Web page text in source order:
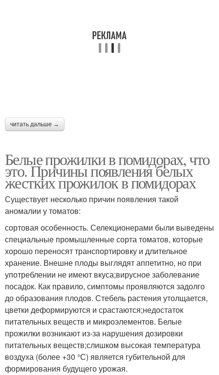
читать дальше →
Белые прожилки в помидорах, что
это. Причины появления белых
жестких прожилок в помидорах
Существует несколько причин появления такой
аномалии у томатов:
сортовая особенность. Селекционерами были выведены
специальные промышленные сорта томатов, которые
хорошо переносят транспортировку и длительное
хранение. Внешне плоды выглядят аппетитно, но при
употреблении не имеют вкуса;вирусное заболевание
посадок. Как правило, симптомы проявляются задолго
до образования плодов. Стебель растения утолщается,
цветки деформируются и срастаются;недостаток
питательных веществ и микроэлементов. Белые
прожилки возникают из-за нарушения дозировки
питательных веществ;слишком высокая температура
воздуха (более +30 °С) является губительной для
формирования будущего урожая.